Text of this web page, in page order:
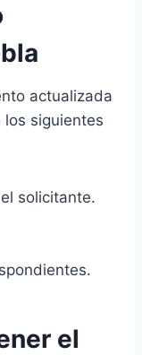
actualizada
siguientes
solicitante.
el